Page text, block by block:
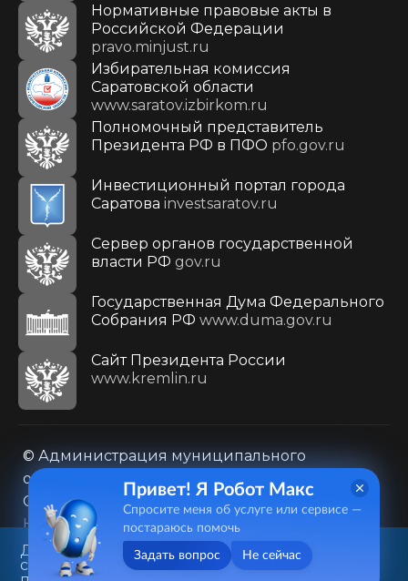
Нормативные правовые акты в
Российской Федерации
pravo.minjust.ru
Избирательная комиссия
Саратовской области
www.saratov.izbirkom.ru
Полномочный представитель
Президента РФ в ПФО pfo.gov.ru
Инвестиционный портал города
Саратова investsaratov.ru
Сервер органов государственной
власти РФ gov.ru
Государственная Дума Федерального
Собрания РФ www.duma.gov.ru
Cайт Президента России
www.kremlin.ru
© Администрация муниципального
образования городского округа «Город
Саратов»
Контакты
Карта сайта
Политика в отношении обработки
персональных данных
Данный веб-сайт использует
cookie-файлы в целях
Привет! Я Робот Макс
Спросите меня об услуге или сервисе —
постараюсь помочь
Задать вопрос Не сейчас